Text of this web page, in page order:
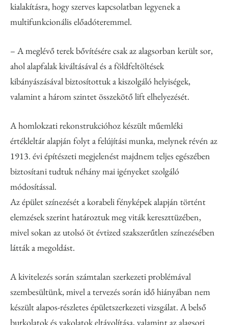
kialakításra, hogy szerves kapcsolatban legyenek a
multifunkcionális előadóteremmel.
– A meglévő terek bővítésére csak az alagsorban került sor,
ahol alapfalak kiváltásával és a földfeltöltések
kibányászásával biztosítottuk a kiszolgáló helyiségek,
valamint a három szintet összekötő lift elhelyezését.
A homlokzati rekonstrukcióhoz készült műemléki
értékleltár alapján folyt a felújítási munka, melynek révén az
1913. évi építészeti megjelenést majdnem teljes egészében
biztosítani tudtuk néhány mai igényeket szolgáló
módosítással.
Az épület színezését a korabeli fényképek alapján történt
elemzések szerint határoztuk meg viták kereszttüzében,
mivel sokan az utolsó öt évtized szakszerűtlen színezésében
látták a megoldást.
A kivitelezés során számtalan szerkezeti problémával
szembesültünk, mivel a tervezés során idő hiányában nem
készült alapos-részletes épületszerkezeti vizsgálat. A belső
burkolatok és vakolatok eltávolítása, valamint az alagsori